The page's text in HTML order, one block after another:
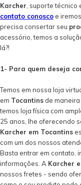
Karcher , suporte
contato conosco e
precisa consertar seu
acessório, temos a
lá?!
1- Para quem deseja
Temos em nossa loja
em Tocantins de
temos loja física com
25 anos, lhe oferecendo
Karcher em Tocantins
com um dos nossos
Basta entrar em contato,
informações. A Karcher
nossos fretes - sendo